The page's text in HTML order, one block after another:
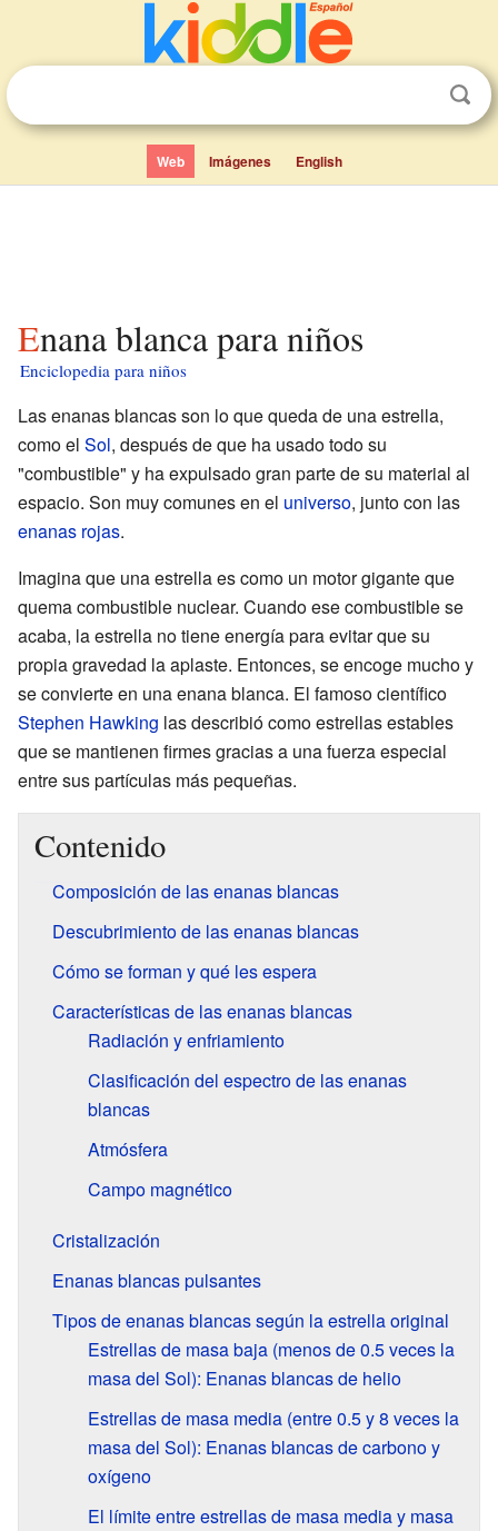
Web Imágenes English
Enana blanca para niños
Enciclopedia para niños
Las enanas blancas son lo que queda de una estrella,
como el Sol, después de que ha usado todo su
"combustible" y ha expulsado gran parte de su material al
espacio. Son muy comunes en el universo, junto con las
enanas rojas.
Imagina que una estrella es como un motor gigante que
quema combustible nuclear. Cuando ese combustible se
acaba, la estrella no tiene energía para evitar que su
propia gravedad la aplaste. Entonces, se encoge mucho y
se convierte en una enana blanca. El famoso científico
Stephen Hawking las describió como estrellas estables
que se mantienen firmes gracias a una fuerza especial
entre sus partículas más pequeñas.
Contenido
Composición de las enanas blancas
Descubrimiento de las enanas blancas
Cómo se forman y qué les espera
Características de las enanas blancas
Radiación y enfriamiento
Clasificación del espectro de las enanas
blancas
Atmósfera
Campo magnético
Cristalización
Enanas blancas pulsantes
Tipos de enanas blancas según la estrella original
Estrellas de masa baja (menos de 0.5 veces la
masa del Sol): Enanas blancas de helio
Estrellas de masa media (entre 0.5 y 8 veces la
masa del Sol): Enanas blancas de carbono y
oxígeno
El límite entre estrellas de masa media y masa